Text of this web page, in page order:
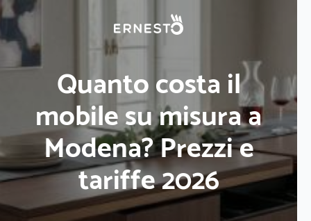
Quanto costa il
mobile su misura a
Modena? Prezzi e
tariffe 2026